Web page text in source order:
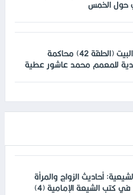
حول الخمس
اتصالات نصير آل البيت (الحلقة 42) محاكمة
للمعمم محمد عاشور عطية
أحاديث الزواج والمرأة
في كتب الشيعة الإمامية (4)